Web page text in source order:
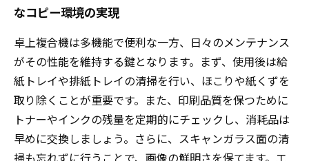
なコピー環境の実現
卓上複合機は多機能で便利な一方、日々のメンテナンス
がその性能を維持する鍵となります。まず、使用後は給
紙トレイや排紙トレイの清掃を行い、ほこりや紙くずを
取り除くことが重要です。また、印刷品質を保つために
トナーやインクの残量を定期的にチェックし、消耗品は
早めに交換しましょう。さらに、スキャンガラス面の清